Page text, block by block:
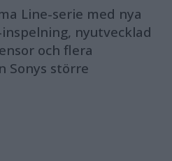
Line-serie med nya
nyutvecklad
och flera
Sonys större